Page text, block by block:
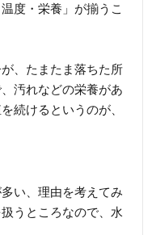
度・栄養」が揃うこ
、たまたま落ちた所
汚れなどの栄養があ
続けるというのが、
い、理由を考えてみ
うところなので、水